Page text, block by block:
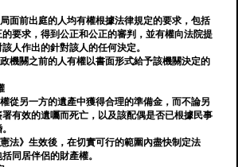
面前出庭的人均有權根據法律規定的要求，包括
要求，得到公正和公正的審判，並有權向法院提
人作出的針對該人的任何決定。
機關之前的人有權以書面形式給予該機關決定的
從另一方的遺產中獲得合理的準備金，而不論另
有效的遺囑而死亡，以及該配偶是否已根據民事
法》生效後，在切實可行的範圍內盡快制定法
同居伴侶的財產權。